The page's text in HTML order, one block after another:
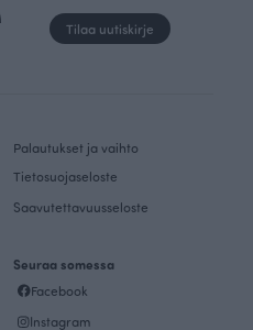
Tilaa uutiskirje
Palautukset ja vaihto
Tietosuojaseloste
Saavutettavuusseloste
Seuraa somessa
Facebook
Instagram